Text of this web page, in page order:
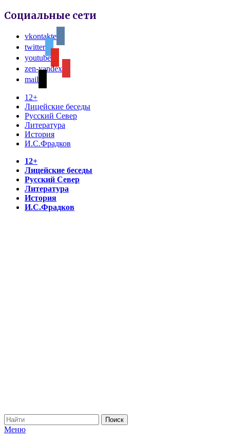
Социальные сети
vkontakte
twitter
youtube
zen-yandex
mail
12+
Лицейские беседы
Русский Север
Литература
История
И.С.Фрадков
12+
Лицейские беседы
Русский Север
Литература
История
И.С.Фрадков
Меню